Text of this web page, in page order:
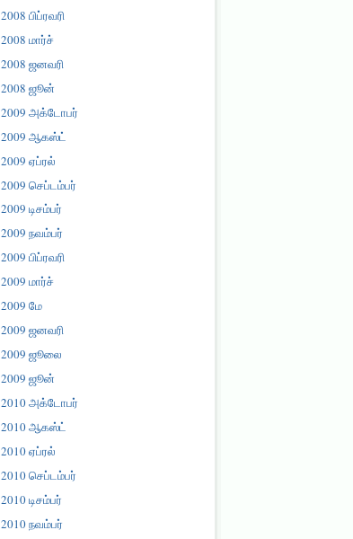
2008 பிப்ரவரி
2008 மார்ச்
2008 ஜனவரி
2008 ஜூன்
2009 அக்டோபர்
2009 ஆகஸ்ட்
2009 ஏப்ரல்
2009 செப்டம்பர்
2009 டிசம்பர்
2009 நவம்பர்
2009 பிப்ரவரி
2009 மார்ச்
2009 மே
2009 ஜனவரி
2009 ஜூலை
2009 ஜூன்
2010 அக்டோபர்
2010 ஆகஸ்ட்
2010 ஏப்ரல்
2010 செப்டம்பர்
2010 டிசம்பர்
2010 நவம்பர்